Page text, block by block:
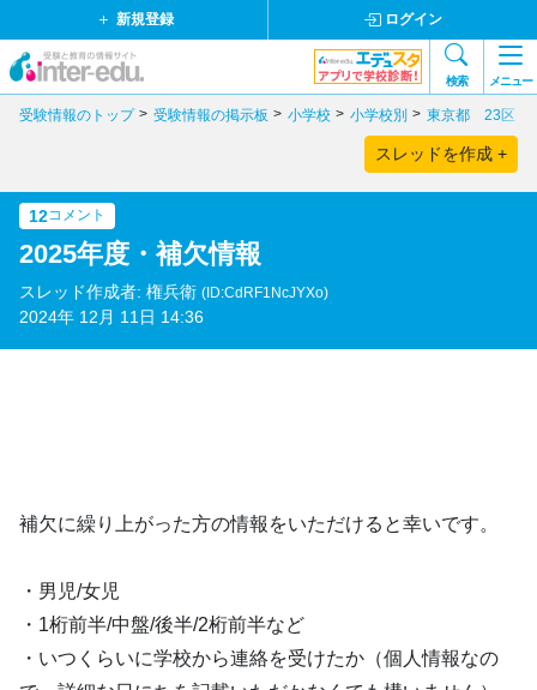
新規登録 ログイン
検索 メニュー
受験情報のトップ 受験情報の掲示板 小学校 小学校別 東京都 23区
スレッドを作成 +
12コメント
2025年度・補欠情報
スレッド作成者: 権兵衛 (ID:CdRF1NcJYXo)
2024年 12月 11日 14:36
補欠に繰り上がった方の情報をいただけると幸いです。
・男児/女児
・1桁前半/中盤/後半/2桁前半など
・いつくらいに学校から連絡を受けたか（個人情報なの